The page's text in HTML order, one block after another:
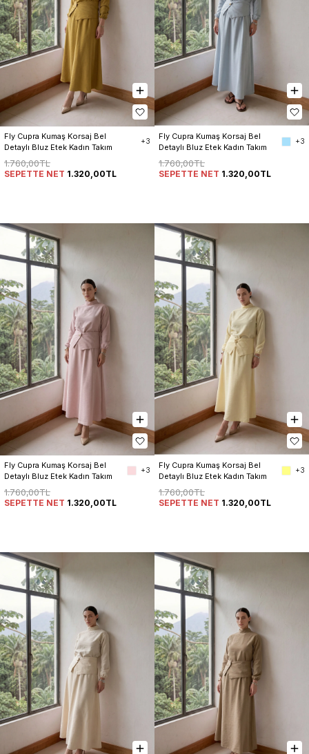
Fly Cupra Kumaş Korsaj Bel
Detaylı Bluz Etek Kadın Takım
+3
1.760,00TL
SEPETTE NET 1.320,00TL
Fly Cupra Kumaş Korsaj Bel
Detaylı Bluz Etek Kadın Takım
+3
1.760,00TL
SEPETTE NET 1.320,00TL
Fly Cupra Kumaş Korsaj Bel
Detaylı Bluz Etek Kadın Takım
+3
1.760,00TL
SEPETTE NET 1.320,00TL
Fly Cupra Kumaş Korsaj Bel
Detaylı Bluz Etek Kadın Takım
+3
1.760,00TL
SEPETTE NET 1.320,00TL